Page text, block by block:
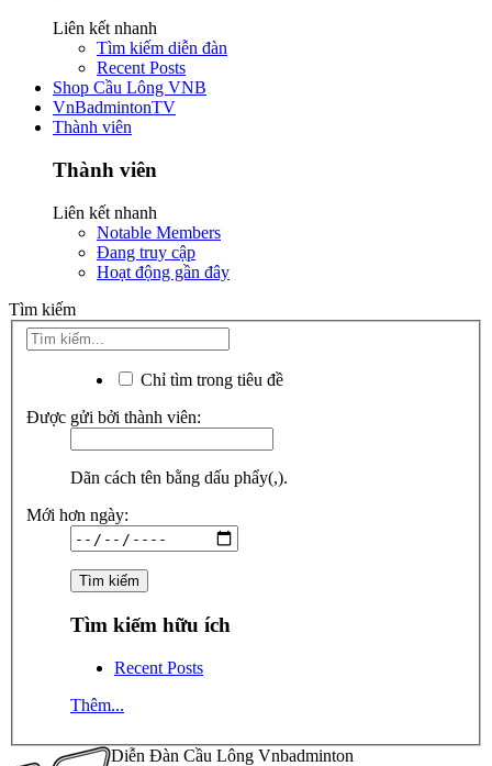
Liên kết nhanh
Tìm kiếm diễn đàn
Recent Posts
Shop Cầu Lông VNB
VnBadmintonTV
Thành viên
Thành viên
Liên kết nhanh
Notable Members
Đang truy cập
Hoạt động gần đây
Tìm kiếm
Chỉ tìm trong tiêu đề
Được gửi bởi thành viên:
Dãn cách tên bằng dấu phẩy(,).
Mới hơn ngày:
Tìm kiếm hữu ích
Recent Posts
Thêm...
Diễn Đàn Cầu Lông Vnbadminton